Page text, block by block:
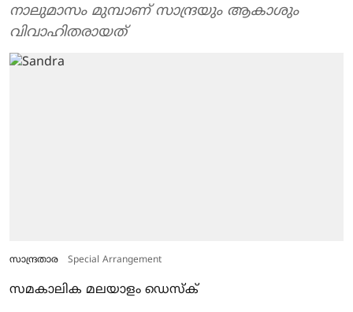
നാലുമാസം മുമ്പാണ് സാന്ദ്രയും ആകാശും
വിവാഹിതരായത്
സാന്ദ്രതാര Special Arrangement
സമകാലിക മലയാളം ഡെസ്ക്